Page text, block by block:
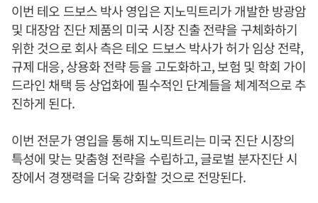
이번 테오 드보스 박사 영입은 지노믹트리가 개발한 방광암
및 대장암 진단 제품의 미국 시장 진출 전략을 구체화하기
위한 것으로 회사 측은 테오 드보스 박사가 허가 임상 전략,
규제 대응, 상용화 전략 등을 고도화하고, 보험 및 학회 가이
드라인 채택 등 상업화에 필수적인 단계들을 체계적으로 추
진하게 된다.
이번 전문가 영입을 통해 지노믹트리는 미국 진단 시장의
특성에 맞는 맞춤형 전략을 수립하고, 글로벌 분자진단 시
장에서 경쟁력을 더욱 강화할 것으로 전망된다.